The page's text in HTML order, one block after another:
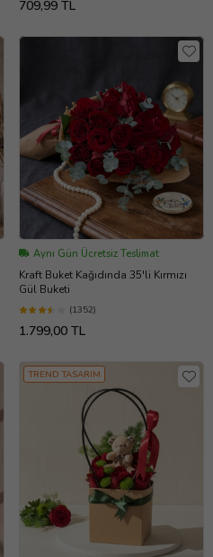
709,99 TL
Aynı Gün Ücretsiz Teslimat
Kraft Buket Kağıdında 35'li Kırmızı
Gül Buketi
(1352)
1.799,00 TL
TREND TASARIM